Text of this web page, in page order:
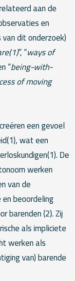
aan de
en
dit onderzoek)
”, “ways of
“being-with-
of moving
een gevoel
wat een
De
werken
van de
beoordeling
barenden (2). Zij
als impliciete
werken als
van) barende